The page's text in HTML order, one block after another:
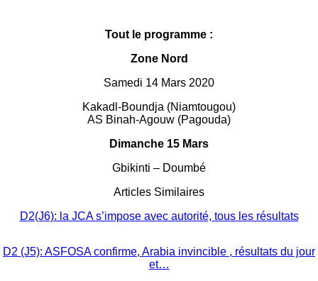
Tout le programme :
Zone Nord
Samedi 14 Mars 2020
Kakadl-Boundja (Niamtougou)
AS Binah-Agouw (Pagouda)
Dimanche 15 Mars
Gbikinti – Doumbé
Articles Similaires
D2(J6): la JCA s’impose avec autorité, tous les résultats
D2 (J5): ASFOSA confirme, Arabia invincible , résultats du jour
et…